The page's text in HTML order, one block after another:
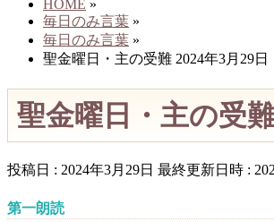
HOME »
毎日のみ言葉 »
毎日のみ言葉 »
聖金曜日・主の受難 2024年3月29日
聖金曜日・主の受
投稿日 : 2024年3月29日 最終更新日時 :
第一朗読